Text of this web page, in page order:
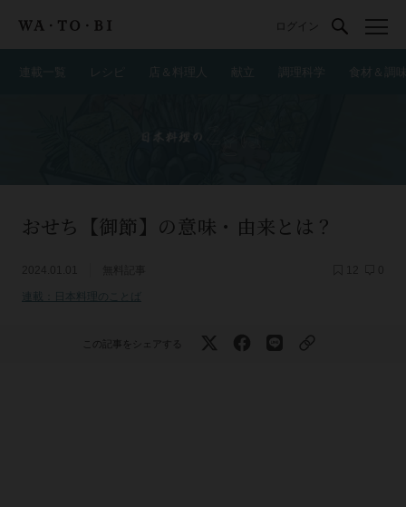
ログイン
レシピ 店＆料理人 献立 食材＆調
おせち【御節】の意味・由来とは？
連載：日本料理のことば
この記事をシェアする